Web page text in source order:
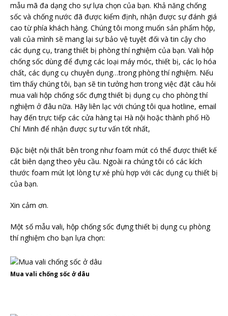
mẫu mã đa dạng cho sự lựa chọn của bạn. Khả năng chống
sốc và chống nước đã được kiểm định, nhận được sự đánh giá
cao từ phía khách hàng. Chúng tôi mong muốn sản phẩm hộp,
vali của mình sẽ mang lại sự bảo vệ tuyệt đối và tin cậy cho
các dụng cụ, trang thiết bị phòng thí nghiệm của bạn. Vali hộp
chống sốc dùng để đựng các loại máy móc, thiết bị, các lọ hóa
chất, các dụng cụ chuyên dụng…trong phòng thí nghiệm. Nếu
tìm thấy chúng tôi, bạn sẽ tin tưởng hơn trong việc đặt câu hỏi
mua vali hộp chống sốc đựng thiết bị dụng cụ cho phòng thí
nghiệm ở đâu nữa. Hãy liên lạc với chúng tôi qua hotline, email
hay đến trực tiếp các cửa hàng tại Hà nội hoặc thành phố Hồ
Chí Minh để nhận được sự tư vấn tốt nhất,
Đặc biệt nội thất bên trong như foam mút có thể được thiết kế
cắt biên dạng theo yêu cầu. Ngoài ra chúng tôi có các kích
thước foam mút lọt lòng tự xé phù hợp với các dụng cụ thiết bị
của bạn.
Xin cảm ơn.
Một số mẫu vali, hộp chống sốc đựng thiết bị dụng cụ phòng
thí nghiệm cho bạn lựa chọn:
Mua vali chống sốc ở dâu